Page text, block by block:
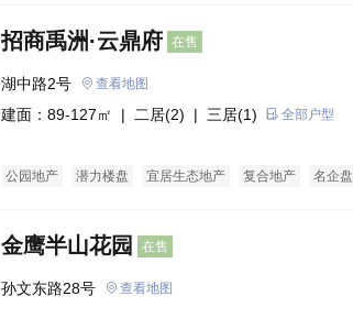
招商禹洲·云鼎府 在售
湖中路2号 查看地图
建面：89-127㎡ | 二居(2) | 三居(1) 全部户型
公园地产 潜力楼盘 宜居生态地产 复合地产 名企盘
金鹰半山花园 在售
孙文东路28号 查看地图